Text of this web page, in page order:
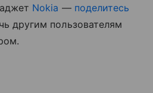
Nokia — поделитесь
другим пользователям